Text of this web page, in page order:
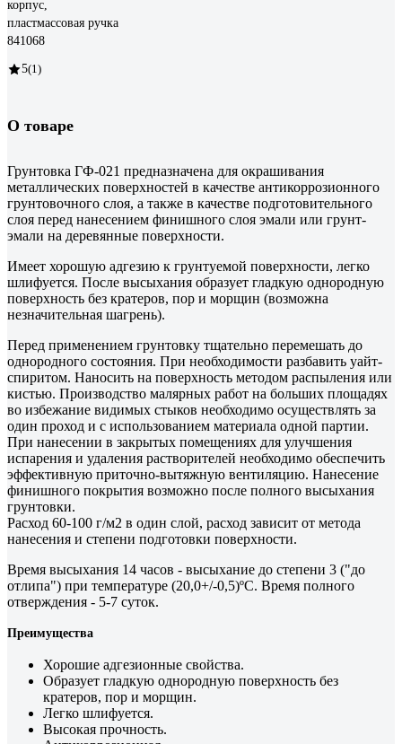
корпус,
пластмассовая ручка
841068
5(1)
О товаре
Грунтовка ГФ-021 предназначена для окрашивания
металлических поверхностей в качестве антикоррозионного
грунтовочного слоя, а также в качестве подготовительного
слоя перед нанесением финишного слоя эмали или грунт-
эмали на деревянные поверхности.
Имеет хорошую адгезию к грунтуемой поверхности, легко
шлифуется. После высыхания образует гладкую однородную
поверхность без кратеров, пор и морщин (возможна
незначительная шагрень).
Перед применением грунтовку тщательно перемешать до
однородного состояния. При необходимости разбавить уайт-
спиритом. Наносить на поверхность методом распыления или
кистью. Производство малярных работ на больших площадях
во избежание видимых стыков необходимо осуществлять за
один проход и с использованием материала одной партии.
При нанесении в закрытых помещениях для улучшения
испарения и удаления растворителей необходимо обеспечить
эффективную приточно-вытяжную вентиляцию. Нанесение
финишного покрытия возможно после полного высыхания
грунтовки.
Расход 60-100 г/м2 в один слой, расход зависит от метода
нанесения и степени подготовки поверхности.
Время высыхания 14 часов - высыхание до степени 3 ("до
отлипа") при температуре (20,0+/-0,5)ºС. Время полного
отверждения - 5-7 суток.
Преимущества
Хорошие адгезионные свойства.
Образует гладкую однородную поверхность без
кратеров, пор и морщин.
Легко шлифуется.
Высокая прочность.